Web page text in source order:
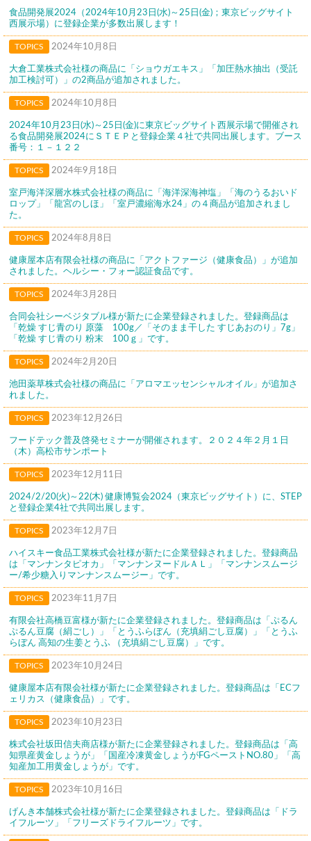
食品開発展2024（2024年10月23日(水)～25日(金)；東京ビッグサイト
西展示場）に登録企業が多数出展します！
TOPICS 2024年10月8日
大倉工業株式会社様の商品に「ショウガエキス」「加圧熱水抽出（受託
加工検討可）」の2商品が追加されました。
TOPICS 2024年10月8日
2024年10月23日(水)～25日(金)に東京ビッグサイト西展示場で開催され
る食品開発展2024にＳＴＥＰと登録企業４社で共同出展します。ブース
番号：１－１２２
TOPICS 2024年9月18日
室戸海洋深層水株式会社様の商品に「海洋深海神塩」「海のうるおいド
ロップ」「龍宮のしほ」「室戸濃縮海水24」の４商品が追加されまし
た。
TOPICS 2024年8月8日
健康屋本店有限会社様の商品に「アクトファージ（健康食品）」が追加
されました。ヘルシー・フォー認証食品です。
TOPICS 2024年3月28日
合同会社シーベジタブル様が新たに企業登録されました。登録商品は
「乾燥 すじ青のり 原藻 100g／「そのまま干した すじあおのり」7g」
「乾燥 すじ青のり 粉末 100ｇ」です。
TOPICS 2024年2月20日
池田薬草株式会社様の商品に「アロマエッセンシャルオイル」が追加さ
れました。
TOPICS 2023年12月26日
フードテック普及啓発セミナーが開催されます。２０２４年２月１日
（木）高松市サンポート
TOPICS 2023年12月11日
2024/2/20(火)～22(木) 健康博覧会2024（東京ビッグサイト）に、STEP
と登録企業4社で共同出展します。
TOPICS 2023年12月7日
ハイスキー食品工業株式会社様が新たに企業登録されました。登録商品
は「マンナンタピオカ」「マンナンヌードルＡＬ」「マンナンスムージ
ー/希少糖入りマンナンスムージー」です。
TOPICS 2023年11月7日
有限会社高橋豆富様が新たに企業登録されました。登録商品は「ぷるん
ぷるん豆腐（絹ごし）」「とうふらぼん（充填絹ごし豆腐）」「とうふ
らぼん 高知の生姜とうふ （充填絹ごし豆腐）」です。
TOPICS 2023年10月24日
健康屋本店有限会社様が新たに企業登録されました。登録商品は「ECフ
ェリカス（健康食品）」です。
TOPICS 2023年10月23日
株式会社坂田信夫商店様が新たに企業登録されました。登録商品は「高
知県産黄金しょうが」「国産冷凍黄金しょうがFGペーストNO.80」「高
知産加工用黄金しょうが」です。
TOPICS 2023年10月16日
げんき本舗株式会社様が新たに企業登録されました。登録商品は「ドラ
イフルーツ」「フリーズドライフルーツ」です。